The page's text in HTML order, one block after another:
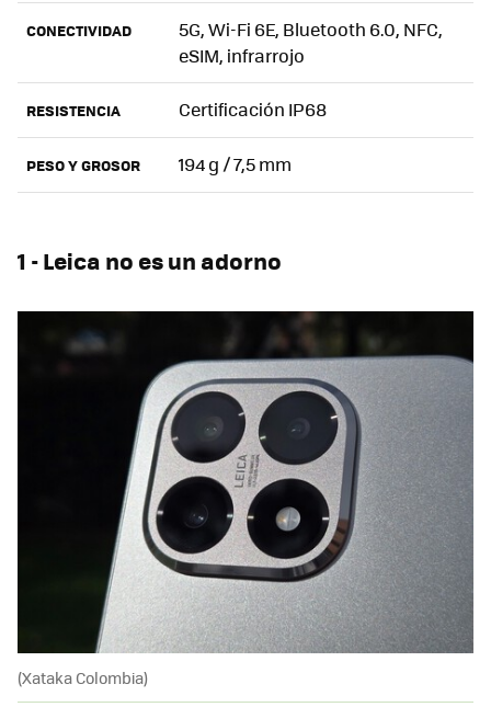
CONECTIVIDAD
5G, Wi-Fi 6E, Bluetooth 6.0, NFC,
eSIM, infrarrojo
RESISTENCIA Certificación IP68
PESO Y GROSOR 194 g / 7,5 mm
1 - Leica no es un adorno
(Xataka Colombia)